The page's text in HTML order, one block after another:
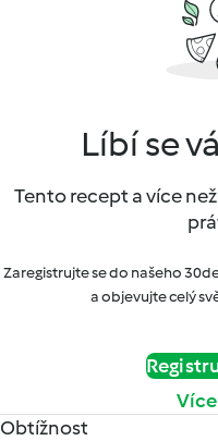
Líbí se
Tento recept a více
Zaregistrujte se do našeho
a objevujte celý
Obtížnost